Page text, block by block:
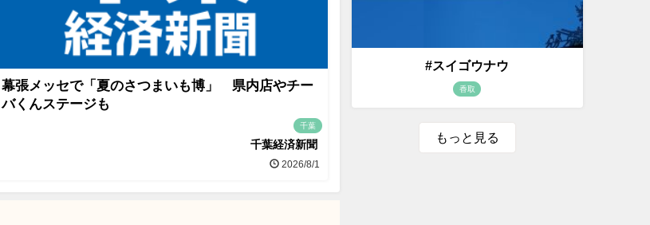
幕張メッセで「夏のさつまいも博」 県内店やチー
バくんステージも
千葉
千葉経済新聞
2026/8/1
#スイゴウナウ
香取
もっと見る